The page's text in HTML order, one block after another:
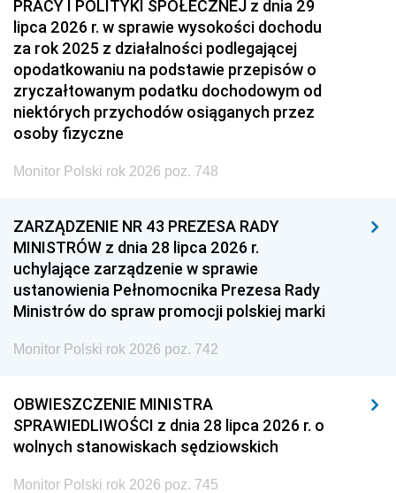
PRACY I POLITYKI SPOŁECZNEJ z dnia 29
lipca 2026 r. w sprawie wysokości dochodu
za rok 2025 z działalności podlegającej
opodatkowaniu na podstawie przepisów o
zryczałtowanym podatku dochodowym od
niektórych przychodów osiąganych przez
osoby fizyczne
Monitor Polski rok 2026 poz. 748
ZARZĄDZENIE NR 43 PREZESA RADY
MINISTRÓW z dnia 28 lipca 2026 r.
uchylające zarządzenie w sprawie
ustanowienia Pełnomocnika Prezesa Rady
Ministrów do spraw promocji polskiej marki
Monitor Polski rok 2026 poz. 742
OBWIESZCZENIE MINISTRA
SPRAWIEDLIWOŚCI z dnia 28 lipca 2026 r. o
wolnych stanowiskach sędziowskich
Monitor Polski rok 2026 poz. 745